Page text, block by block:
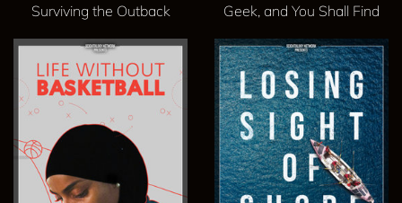
Surviving the Outback Geek, and You Shall Find